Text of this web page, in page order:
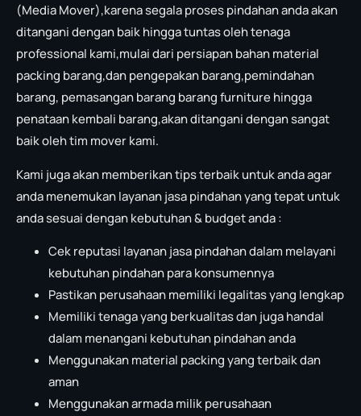
(Media Mover),karena segala proses pindahan anda akan
ditangani dengan baik hingga tuntas oleh tenaga
professional kami,mulai dari persiapan bahan material
packing barang,dan pengepakan barang,pemindahan
barang, pemasangan barang barang furniture hingga
penataan kembali barang,akan ditangani dengan sangat
baik oleh tim mover kami.
Kami juga akan memberikan tips terbaik untuk anda agar
anda menemukan layanan jasa pindahan yang tepat untuk
anda sesuai dengan kebutuhan & budget anda :
Cek reputasi layanan jasa pindahan dalam melayani
kebutuhan pindahan para konsumennya
Pastikan perusahaan memiliki legalitas yang lengkap
Memiliki tenaga yang berkualitas dan juga handal
dalam menangani kebutuhan pindahan anda
Menggunakan material packing yang terbaik dan
aman
Menggunakan armada milik perusahaan